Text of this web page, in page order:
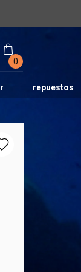
0
repuestos
Oceano